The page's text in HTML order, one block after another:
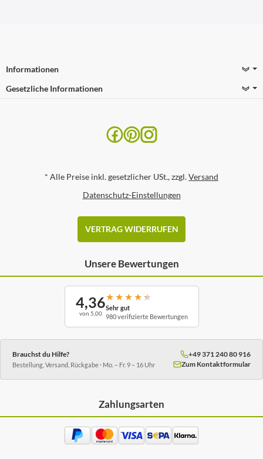
Informationen
Gesetzliche Informationen
* Alle Preise inkl. gesetzlicher USt., zzgl.Versand
Datenschutz-Einstellungen
VERTRAG WIDERRUFEN
Unsere Bewertungen
4,36
von 5,00
★ ★ ★ ★ ★
Sehr gut
980 verifizierte Bewertungen
Brauchst du Hilfe?
Bestellung, Versand, Rückgabe · Mo. – Fr. 9 – 16 Uhr
+49 371 240 80 916
Zum Kontaktformular
Zahlungsarten